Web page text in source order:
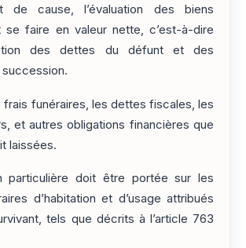
de cause, l’évaluation des biens
se faire en valeur nette, c’est-à-dire
des dettes du défunt et des
frais funéraires, les dettes fiscales, les
et autres obligations financières que
laissées.
particulière doit être portée sur les
d’habitation et d’usage attribués
tels que décrits à l’article 763